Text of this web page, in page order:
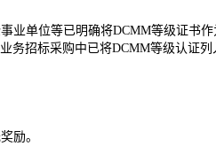
业单位等已明确将DCMM等级证书
招标采购中已将DCMM等级认证
励。